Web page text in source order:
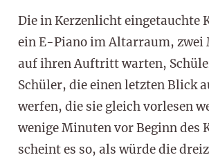
Die in Kerzenlicht eingetauchte
ein E-Piano im Altarraum, zwei
auf ihren Auftritt warten,
Schüler, die einen letzten Blick
werfen, die sie gleich vorlesen
wenige Minuten vor Beginn des
scheint es so, als würde die